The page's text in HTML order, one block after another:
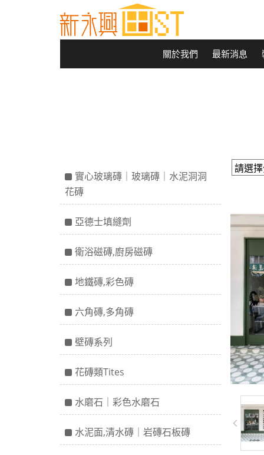
關於我們 最新消息
實心玻璃磚｜玻璃磚｜水泥洞洞
花磚
亞德士填縫劑
衛浴磁磚,廚房磁磚
地鐵磚,彩色磚
六角磚,多角磚
壁磚系列
花磚類Tites
水磨石｜彩色水磨石
水泥面,清水磚｜岩磚石板磚